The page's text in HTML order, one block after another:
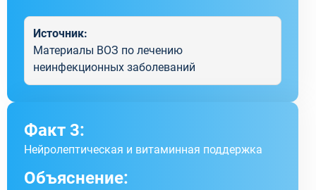
Источник:
Материалы ВОЗ по лечению
неинфекционных заболеваний
Факт 3:
Нейролептическая и витаминная поддержка
Объяснение: